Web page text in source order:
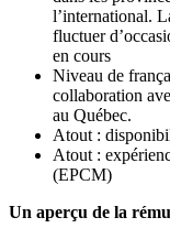
l’international.
fluctuer
en cours
Niveau de
collaboration
au Québec.
Atout :
Atout :
(EPCM)
Un aperçu de la